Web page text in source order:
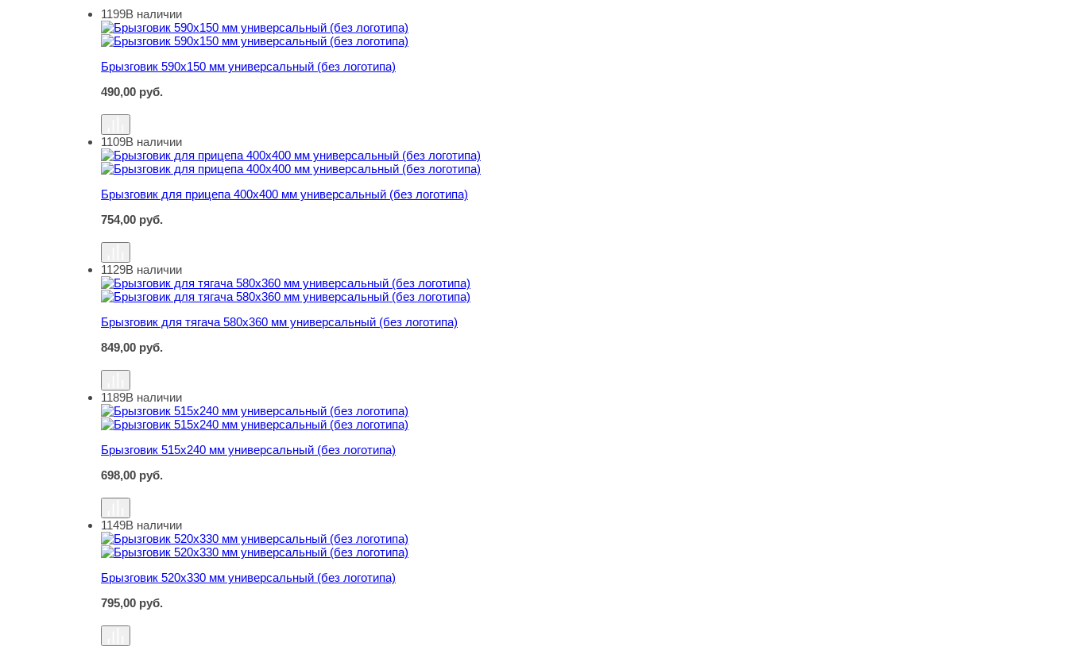
Брызговик 590х150 мм универсальный (без логотипа)
1199В наличии
Брызговик 590х150 мм универсальный (без логотипа)
490,00 руб.
Брызговик для прицепа 400х400 мм универсальный (без логотипа)
1109В наличии
Брызговик для прицепа 400х400 мм универсальный (без логотипа)
754,00 руб.
Брызговик для тягача 580х360 мм универсальный (без логотипа)
1129В наличии
Брызговик для тягача 580х360 мм универсальный (без логотипа)
849,00 руб.
Брызговик 515х240 мм универсальный (без логотипа)
1189В наличии
Брызговик 515х240 мм универсальный (без логотипа)
698,00 руб.
Брызговик 520х330 мм универсальный (без логотипа)
1149В наличии
Брызговик 520х330 мм универсальный (без логотипа)
795,00 руб.